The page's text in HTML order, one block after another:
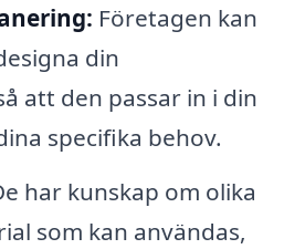
Företagen kan
din
att den passar in i din
specifika behov.
har kunskap om olika
som kan användas,